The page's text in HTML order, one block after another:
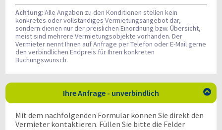
Achtung: Alle Angaben zu den Konditionen stellen kein
konkretes oder vollständiges Vermietungsangebot dar,
sondern dienen nur der preislichen Einordnung bzw. Übersicht,
meist sind mehrere Vermietungsobjekte vorhanden. Der
Vermieter nennt Ihnen auf Anfrage per Telefon oder E-Mail gerne
den verbindlichen Endpreis für Ihren konkreten
Buchungswunsch.
Ihre Anfrage - unverbindlich 
Mit dem nachfolgenden Formular können Sie direkt den
Vermieter kontaktieren. Füllen Sie bitte die Felder